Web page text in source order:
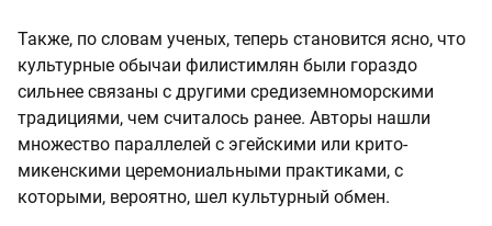
Также, по словам ученых, теперь становится ясно, что
культурные обычаи филистимлян были гораздо
сильнее связаны с другими средиземноморскими
традициями, чем считалось ранее. Авторы нашли
множество параллелей с эгейскими или крито-
микенскими церемониальными практиками, с
которыми, вероятно, шел культурный обмен.